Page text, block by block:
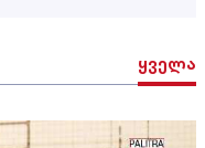
ყველა